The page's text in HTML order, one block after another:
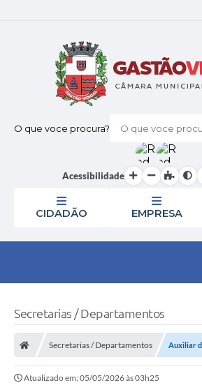
O que voce procura?
Acessibilidade
CIDADÃO EMPRESA
Secretarias / Departamentos
Secretarias / Departamentos Auxiliar
Atualizado em: 05/05/2026 às 03h25